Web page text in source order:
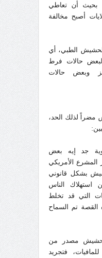
بحيث أن تعاطي
أصبح مخالفة
الطبي، أي
حالات فرط
وبعض حالات
مضراً لذلك الحد،
جد إيه بعض
المشرع الأمريكي
بشكل قانوني
استهلاك الناس
التي قد تخلط
القصة تم السماح
مصدر من
فتجريد